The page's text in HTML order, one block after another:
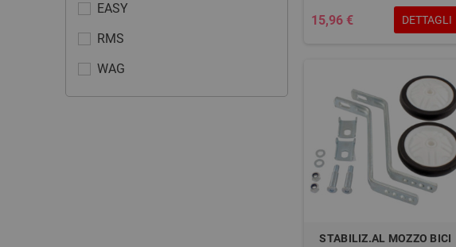
EASY
RMS
WAG
15,96 € DETTAGLI
STABILIZ.AL MOZZO BICI